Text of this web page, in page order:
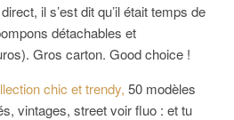
il s’est dit qu’il était temps de
détachables et
Gros carton. Good choice !
chic et trendy, 50 modèles
vintages, street voir fluo : et tu